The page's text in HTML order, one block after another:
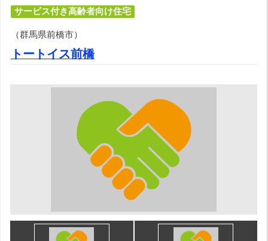
サービス付き高齢者向け住宅
（群馬県前橋市）
トートイス前橋